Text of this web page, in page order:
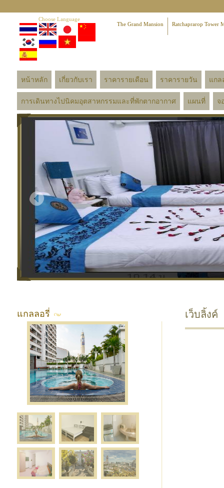
Choose Language
The Grand Mansion
Ratchaprarop Tower
หน้าหลัก เกี่ยวกับเรา ราคารายเดือน ราคารายวัน แกล
การเดินทางไปนิคมอุตสาหกรรมและที่พักตากอากาศ แผนที่ จ
แกลลอรี่ เว็บลิ้งค์